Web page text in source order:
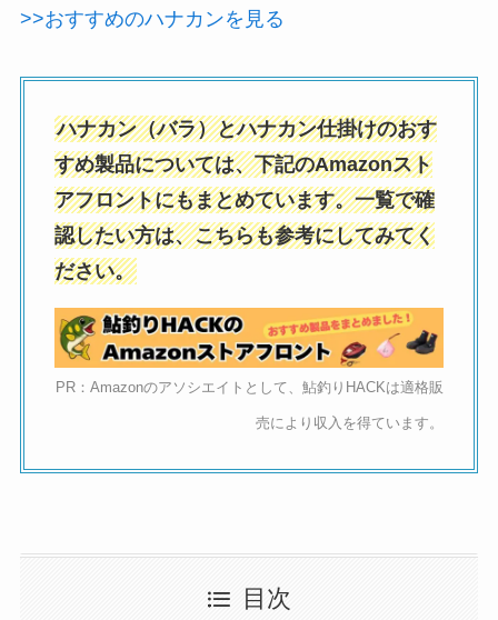
>>おすすめのハナカンを見る
ハナカン（バラ）とハナカン仕掛けのおす
すめ製品については、下記のAmazonスト
アフロントにもまとめています。一覧で確
認したい方は、こちらも参考にしてみてく
ださい。
PR：Amazonのアソシエイトとして、鮎釣りHACKは適格販
売により収入を得ています。
目次